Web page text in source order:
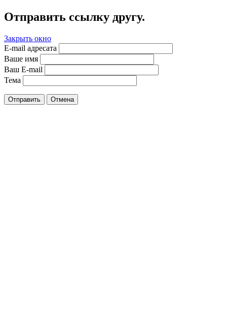
Отправить ссылку другу.
Закрыть окно
E-mail адресата
Ваше имя
Ваш E-mail
Тема
Отправить Отмена